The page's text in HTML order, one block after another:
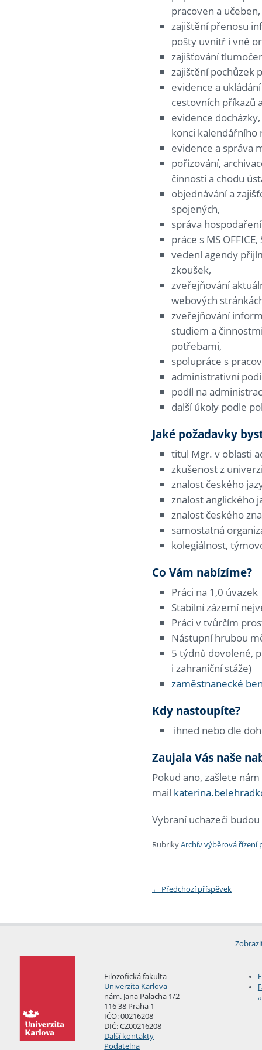
pracoven a
zajištění přenosu
pošty uvnitř i vně
zajišťování
zajištění pochůzek
evidence a
cestovních příkazů
evidence
konci kalendářního
evidence a správa
pořizování,
činnosti a chodu
objednávání a
spojených,
správa
práce s MS
vedení agendy
zkoušek,
zveřejňování
webových
zveřejňování
studiem a
potřebami,
spolupráce s
administrativní
podíl na
další úkoly podle
Jaké požadavky
titul Mgr. v oblasti
zkušenost z
znalost českého
znalost anglického
znalost českého
samostatná
kolegiálnost,
Co Vám nabízíme?
Práci na 1,0 úvazek
Stabilní zázemí
Práci v tvůrčím
Nástupní hrubou
5 týdnů dovolené,
i zahraniční stáže)
zaměstnanecké
Kdy nastoupíte?
ihned nebo dle
Zaujala Vás naše
Pokud ano, zašlete
mail
Vybraní uchazeči
RubrikyArchív výběrová řízení
← Předchozí příspěvek
Filozofická fakulta
Univerzita Karlova
nám. Jana Palacha 1/2
116 38 Praha 1
IČO: 00216208
DIČ: CZ00216208
Další kontakty
Podatelna